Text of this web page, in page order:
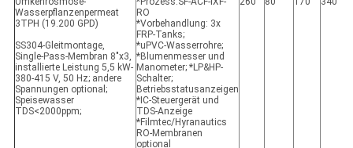
Wasserpflanzenpermeat
3TPH (19.200 GPD)
SS304-Gleitmontage,
Single-Pass-Membran 8"x3,
installierte Leistung 5,5 kW-
380-415 V, 50 Hz; andere
Spannungen optional;
Speisewasser
TDS<2000ppm;
RO
*Vorbehandlung: 3x
FRP-Tanks;
*uPVC-Wasserrohre;
*Blumenmesser und
Manometer; *LP&HP-
Schalter;
Betriebsstatusanzeigen
*IC-Steuergerät und
TDS-Anzeige
*Filmtec/Hyranautics
RO-Membranen
optional